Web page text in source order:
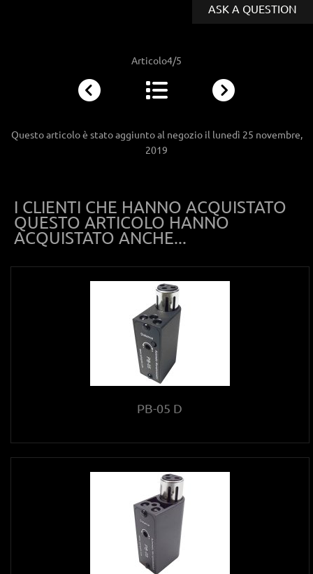
ASK A QUESTION
Articolo4/5
Questo articolo è stato aggiunto al negozio il lunedì 25 novembre,
2019
I CLIENTI CHE HANNO ACQUISTATO
QUESTO ARTICOLO HANNO
ACQUISTATO ANCHE...
PB-05 D